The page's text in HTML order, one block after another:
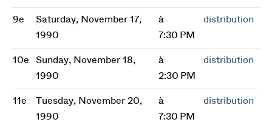
9e
Saturday, November 17,
1990
à
7:30 PM
distribution
10e
Sunday, November 18,
1990
à
2:30 PM
distribution
11e
Tuesday, November 20,
1990
à
7:30 PM
distribution